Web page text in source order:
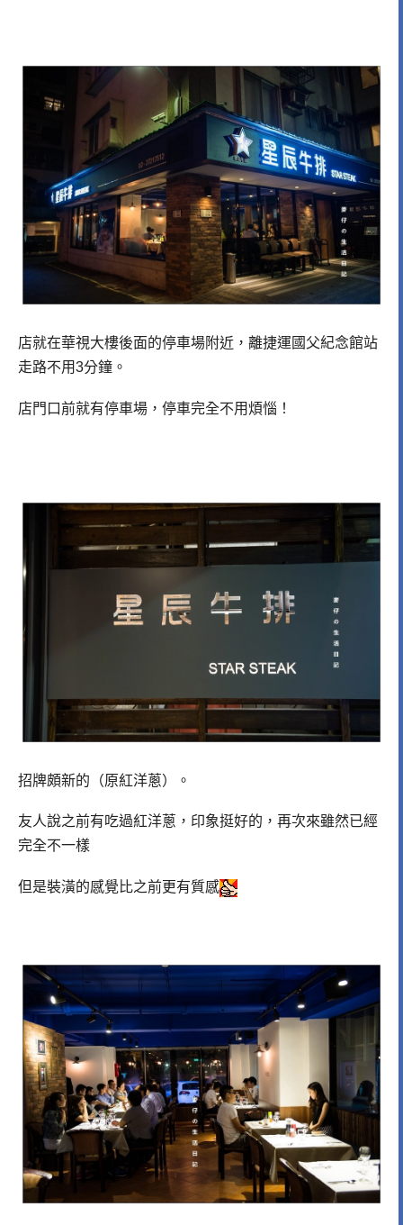
店就在華視大樓後面的停車場附近，離捷運國父紀念館站
走路不用3分鐘。
店門口前就有停車場，停車完全不用煩惱！
招牌頗新的（原紅洋蔥）。
友人說之前有吃過紅洋蔥，印象挺好的，再次來雖然已經
完全不一樣
但是裝潢的感覺比之前更有質感